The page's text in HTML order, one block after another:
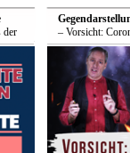
der
– Vorsicht: